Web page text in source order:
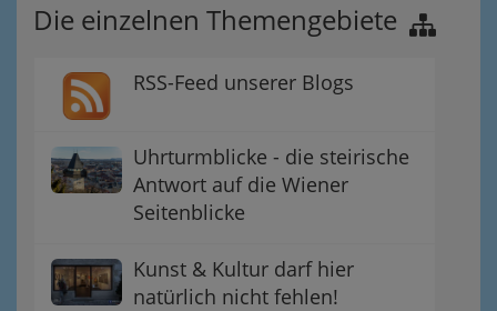
Die einzelnen Themengebiete
RSS-Feed unserer Blogs
Uhrturmblicke - die steirische
Antwort auf die Wiener
Seitenblicke
Kunst & Kultur darf hier
natürlich nicht fehlen!